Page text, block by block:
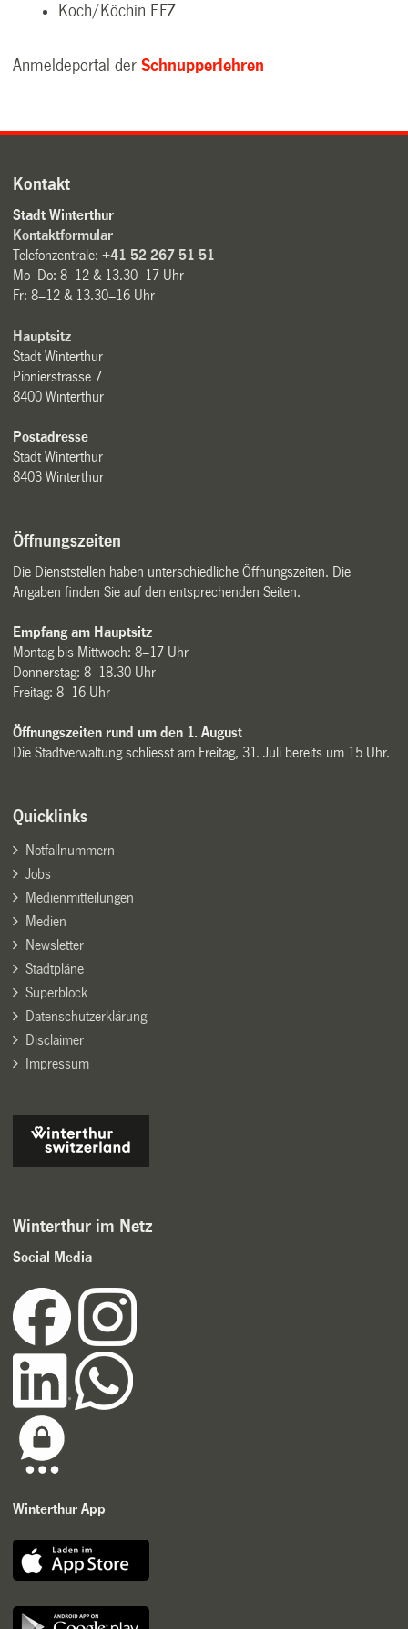
Koch/Köchin EFZ
Anmeldeportal derSchnupperlehren
Kontakt
Stadt Winterthur
Kontaktformular
Telefonzentrale:+41 52 267 51 51
Mo–Do: 8–12 & 13.30–17 Uhr
Fr: 8–12 & 13.30–16 Uhr
Hauptsitz
Stadt Winterthur
Pionierstrasse 7
8400 Winterthur
Postadresse
Stadt Winterthur
8403 Winterthur
Öffnungszeiten
Die Dienststellen haben unterschiedliche Öffnungszeiten. Die
Angaben finden Sie auf den entsprechenden Seiten.
Empfang am Hauptsitz
Montag bis Mittwoch: 8–17 Uhr
Donnerstag: 8–18.30 Uhr
Freitag: 8–16 Uhr
Öffnungszeiten rund um den 1. August
Die Stadtverwaltung schliesst am Freitag, 31. Juli bereits um 15 Uhr.
Quicklinks
Notfallnummern
Jobs
Medienmitteilungen
Medien
Newsletter
Stadtpläne
Superblock
Datenschutzerklärung
Disclaimer
Impressum
Winterthur im Netz
Social Media
Winterthur App